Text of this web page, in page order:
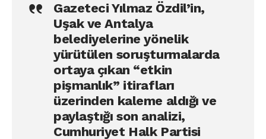
Gazeteci Yılmaz Özdil’in,
Uşak ve Antalya
belediyelerine yönelik
yürütülen soruşturmalarda
ortaya çıkan “etkin
pişmanlık” itirafları
üzerinden kaleme aldığı ve
paylaştığı son analizi,
Cumhuriyet Halk Partisi